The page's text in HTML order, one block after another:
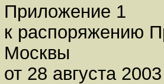
Приложение 1
к распоряжению
Москвы
от 28 августа